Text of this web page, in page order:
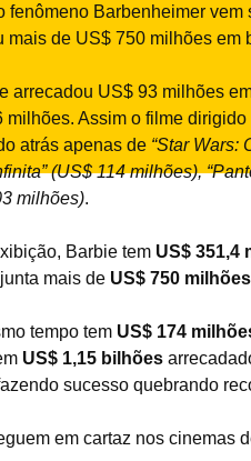
fenômeno Barbenheimer
mais de US$ 750 milhões
arrecadou US$ 93 milhões
milhões. Assim o filme dirigido
atrás apenas de “Star Wars:
(US$ 114 milhões),
milhões).
Barbie tem US$ 351,4
mais de US$ 750 milhões
tempo tem US$ 174
US$ 1,15 bilhões
sucesso quebrando
em cartaz nos cinemas